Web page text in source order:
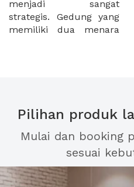
menjadi sangat
strategis. Gedung yang
memiliki dua menara
Pilihan produk
Mulai dan booking
sesuai